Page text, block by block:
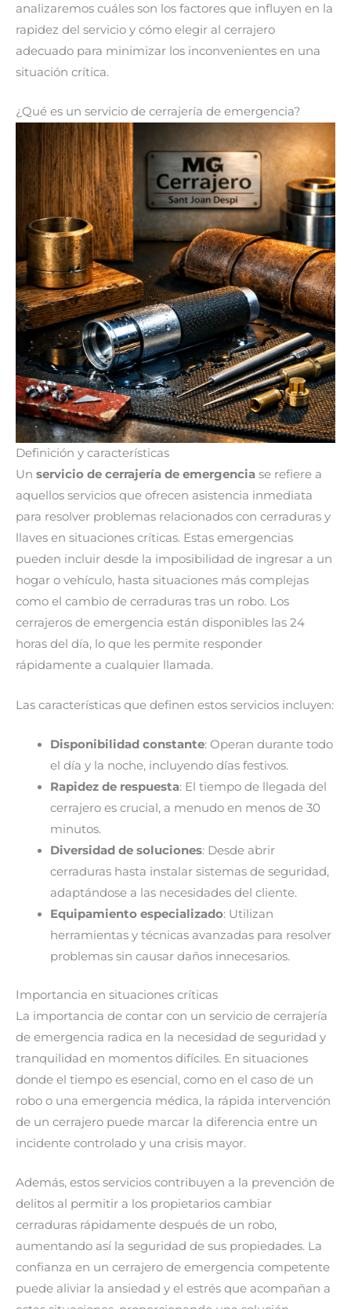
analizaremos cuáles son los factores que influyen en la
rapidez del servicio y cómo elegir al cerrajero
adecuado para minimizar los inconvenientes en una
situación crítica.
¿Qué es un servicio de cerrajería de emergencia?
Definición y características
Un servicio de cerrajería de emergencia se refiere a
aquellos servicios que ofrecen asistencia inmediata
para resolver problemas relacionados con cerraduras y
llaves en situaciones críticas. Estas emergencias
pueden incluir desde la imposibilidad de ingresar a un
hogar o vehículo, hasta situaciones más complejas
como el cambio de cerraduras tras un robo. Los
cerrajeros de emergencia están disponibles las 24
horas del día, lo que les permite responder
rápidamente a cualquier llamada.
Las características que definen estos servicios incluyen:
Disponibilidad constante: Operan durante todo
el día y la noche, incluyendo días festivos.
Rapidez de respuesta: El tiempo de llegada del
cerrajero es crucial, a menudo en menos de 30
minutos.
Diversidad de soluciones: Desde abrir
cerraduras hasta instalar sistemas de seguridad,
adaptándose a las necesidades del cliente.
Equipamiento especializado: Utilizan
herramientas y técnicas avanzadas para resolver
problemas sin causar daños innecesarios.
Importancia en situaciones críticas
La importancia de contar con un servicio de cerrajería
de emergencia radica en la necesidad de seguridad y
tranquilidad en momentos difíciles. En situaciones
donde el tiempo es esencial, como en el caso de un
robo o una emergencia médica, la rápida intervención
de un cerrajero puede marcar la diferencia entre un
incidente controlado y una crisis mayor.
Además, estos servicios contribuyen a la prevención de
delitos al permitir a los propietarios cambiar
cerraduras rápidamente después de un robo,
aumentando así la seguridad de sus propiedades. La
confianza en un cerrajero de emergencia competente
puede aliviar la ansiedad y el estrés que acompañan a